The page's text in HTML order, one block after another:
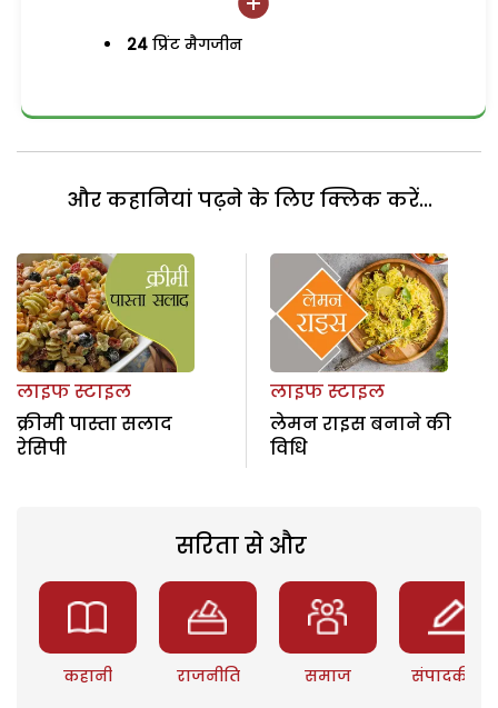
24 प्रिंट मैगजीन
और कहानियां पढ़ने के लिए क्लिक करें...
लाइफ स्टाइल
क्रीमी पास्ता सलाद
रेसिपी
लाइफ स्टाइल
लेमन राइस बनाने की
विधि
सरिता से और
कहानी राजनीति समाज संपादकीय